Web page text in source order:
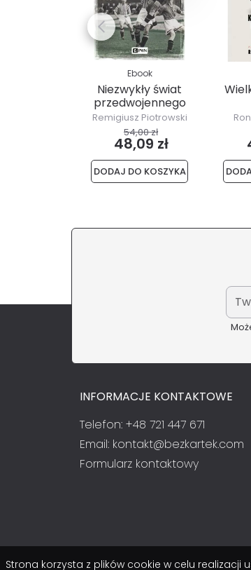
Ebook
Niezwykły świat
przedwojennego
futbolu
Remigiusz Piotrowski
54,00 zł
48,09 zł
DODAJ DO KOSZYKA
INFORMACJE KONTAKTOWE
Telefon: +48 721 447 671
Email: kontakt@bezkartek.com
Formularz kontaktowy
Strona korzysta z plików cookie w celu realizacji